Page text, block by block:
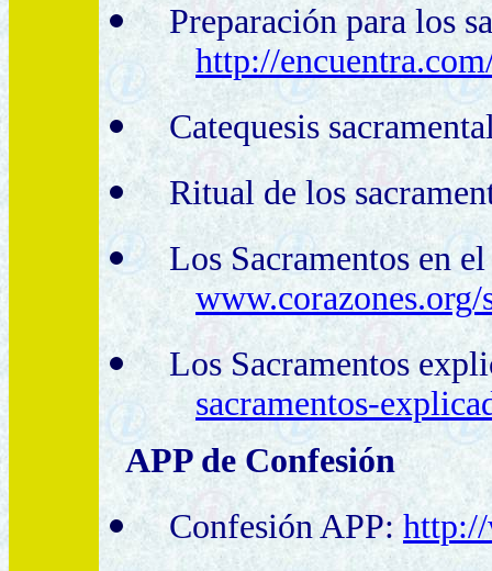
Preparación para los
http://
Catequesis
Ritual de los
Los Sacramentos en
www.corazones.org/
Los Sacramentos
sacramentos-
APP de Confesión
Confesión APP: